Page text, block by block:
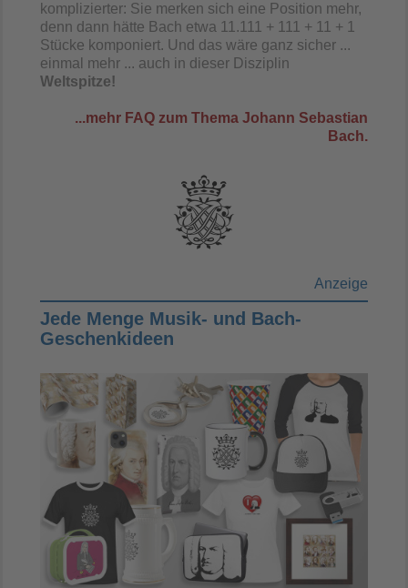
komplizierter: Sie merken sich eine Position mehr,
denn dann hätte Bach etwa 11.111 + 111 + 11 + 1
Stücke komponiert. Und das wäre ganz sicher ...
einmal mehr ... auch in dieser Disziplin
Weltspitze!
...mehr FAQ zum Thema Johann Sebastian
Bach.
Anzeige
Jede Menge Musik- und Bach-
Geschenkideen